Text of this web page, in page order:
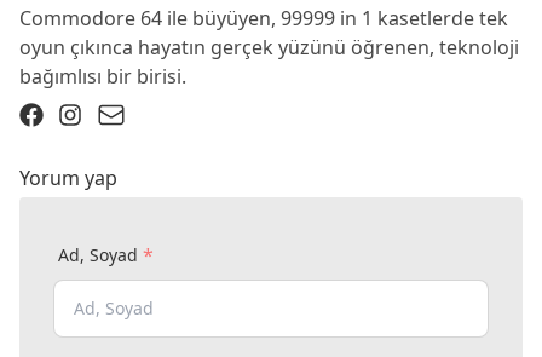
Commodore 64 ile büyüyen, 99999 in 1 kasetlerde tek
oyun çıkınca hayatın gerçek yüzünü öğrenen, teknoloji
bağımlısı bir birisi.
Yorum yap
Ad, Soyad *